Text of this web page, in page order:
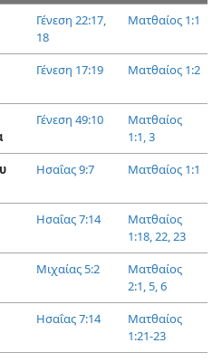
Γένεση 22:17,
18
Ματθαίος 1:1
Γένεση 17:19 Ματθαίος 1:2
Γένεση 49:10
Ματθαίος
1:1,3
Ησαΐας 9:7 Ματθαίος 1:1
Ησαΐας 7:14
Ματθαίος
1:18,22, 23
Μιχαίας 5:2
Ματθαίος
2:1, 5, 6
Ησαΐας 7:14
Ματθαίος
1:21-23